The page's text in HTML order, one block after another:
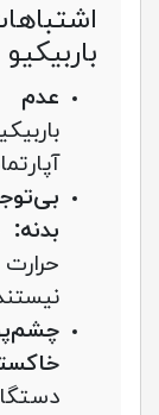
باربیکیو
عدم
بدنه: